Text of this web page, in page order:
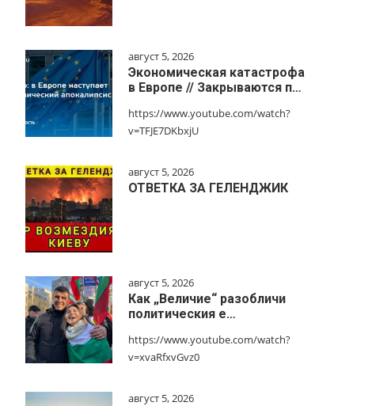
август 5, 2026
Экономическая катастрофа
в Европе // Закрываются п…
https://www.youtube.com/watch?
v=TFJE7DKbxjU
август 5, 2026
ОТВЕТКА ЗА ГЕЛЕНДЖИК
август 5, 2026
Как „Величие“ разобличи
политическия е…
https://www.youtube.com/watch?
v=xvaRfxvGvz0
август 5, 2026